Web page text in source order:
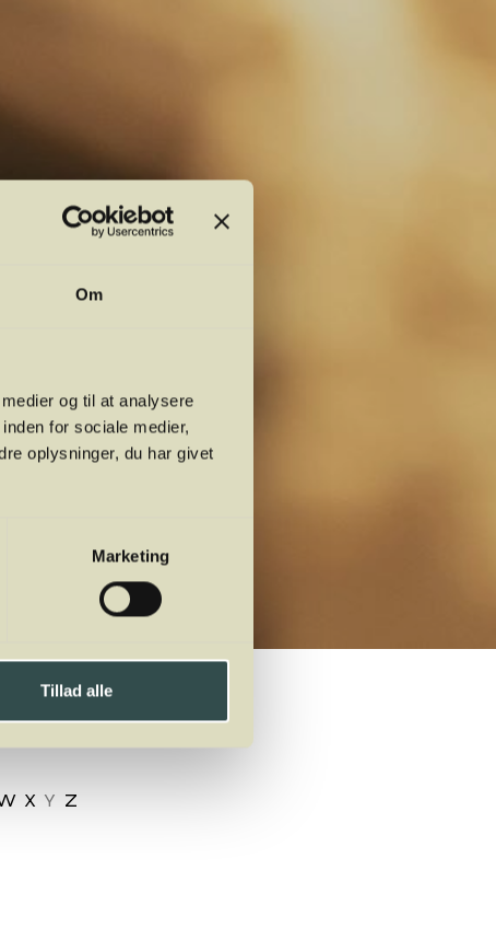
Om
og til at analysere
for sociale medier,
oplysninger, du har givet
Marketing
Tillad alle
X Y Z